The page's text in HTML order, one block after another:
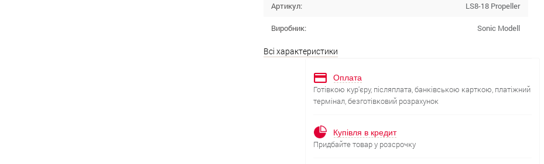
Артикул: LS8-18 Propeller
Виробник: Sonic Modell
Всі характеристики
Оплата
Готівкою кур'єру, післяплата, банківською карткою, платіжний
термінал, безготівковий розрахунок
Купівля в кредит
Придбайте товар у розсрочку